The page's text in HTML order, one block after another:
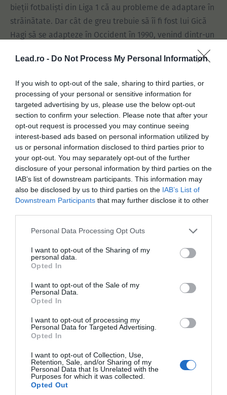
Lead.ro - Do Not Process My Personal Information
If you wish to opt-out of the sale, sharing to third parties, or
processing of your personal or sensitive information for
targeted advertising by us, please use the below opt-out
section to confirm your selection. Please note that after your
opt-out request is processed you may continue seeing
interest-based ads based on personal information utilized by
us or personal information disclosed to third parties prior to
your opt-out. You may separately opt-out of the further
disclosure of your personal information by third parties on the
IAB’s list of downstream participants. This information may
also be disclosed by us to third parties on the IAB’s List of
Downstream Participants that may further disclose it to other
Personal Data Processing Opt Outs
I want to opt-out of the Sharing of my
personal data.
Opted In
I want to opt-out of the Sale of my
Personal Data.
Opted In
I want to opt-out of processing my
Personal Data for Targeted Advertising.
Opted In
I want to opt-out of Collection, Use,
Retention, Sale, and/or Sharing of my
Personal Data that Is Unrelated with the
Purposes for which it was collected.
Opted Out
bieții fotbaliști din Liga 1 că au probleme de adaptare în
străinătate. Dar cât de greu trebuie să îi fi fost lui Gică
Hagi să se adapteze în Occident în 1990, venind dintr-un
țară închisă, dintr-un sistem politic și de valori de care
nici azi nu ne-am lepădat cum se cuvine, după aproape
Aici e marele merit al lui Gică și al generației lui.
Crescuți în puf în comunism, unde faptul de a fi un mare
campion îți deschidea toate ușile, băieții ăștia au tras cu
dinții de șansa lor într-un mediu cât se poate de dur. Nu
picioare, dovadă ratarea calificării cu România la Euro
1992, dar nu s-au dat bătuți.
După un sezon bun, cu 50 de meciuri jucate și 16 goluri,
și după un titlu ratat în ultima etapă, cu goluri luate de